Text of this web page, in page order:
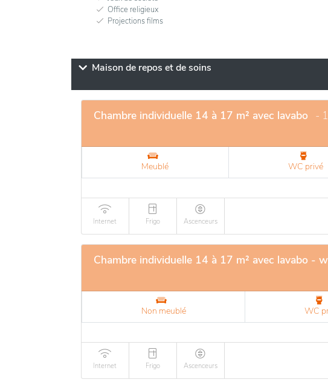
Office religieux
Projections films
Maison de repos et de soins
Chambre individuelle 14 à 17 m² avec lavabo -
Meublé WC privé
Internet Frigo Ascenceurs
Chambre individuelle 14 à 17 m² avec lavabo -
Non meublé WC
Internet Frigo Ascenceurs